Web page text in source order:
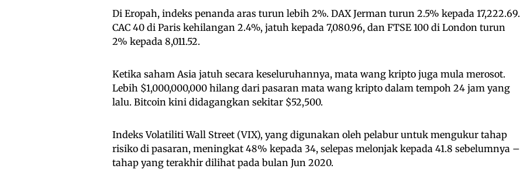
Di Eropah, indeks penanda aras turun lebih 2%. DAX Jerman turun 2.5% kepada 17,222.69.
CAC 40 di Paris kehilangan 2.4%, jatuh kepada 7,080.96, dan FTSE 100 di London turun
2% kepada 8,011.52.
Ketika saham Asia jatuh secara keseluruhannya, mata wang kripto juga mula merosot.
Lebih $1,000,000,000 hilang dari pasaran mata wang kripto dalam tempoh 24 jam yang
lalu. Bitcoin kini didagangkan sekitar $52,500.
Indeks Volatiliti Wall Street (VIX), yang digunakan oleh pelabur untuk mengukur tahap
risiko di pasaran, meningkat 48% kepada 34, selepas melonjak kepada 41.8 sebelumnya –
tahap yang terakhir dilihat pada bulan Jun 2020.